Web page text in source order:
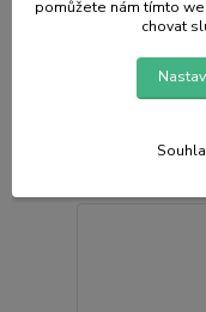
prac. dnů
Přidat do
pomůžete nám tímto
chovat